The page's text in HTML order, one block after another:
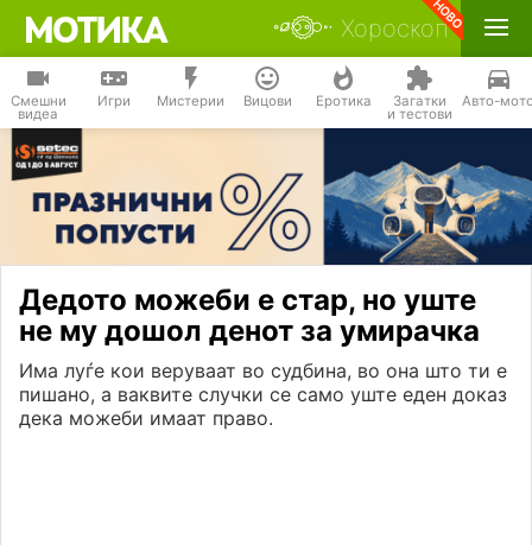
Хороскоп
Смешни
видеа
Игри Мистерии Вицови Еротика Загатки
и тестови
Авто-
Дедото можеби е стар, но уште
не му дошол денот за умирачка
Има луѓе кои веруваат во судбина, во она што ти е
пишано, а ваквите случки се само уште еден доказ
дека можеби имаат право.